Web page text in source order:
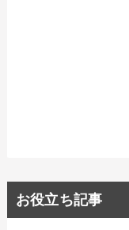
お役立ち記事